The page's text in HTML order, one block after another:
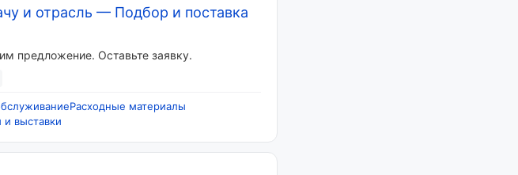
и отрасль — Подбор и поставка
предложение. Оставьте заявку.
Расходные материалы
и выставки